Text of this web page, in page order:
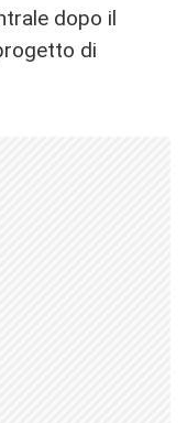
dopo il
di